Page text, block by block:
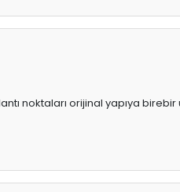
noktaları orijinal yapıya